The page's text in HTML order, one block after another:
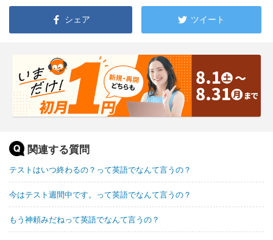
シェア ツイート
関連する質問
テストはいつ終わるの？って英語でなんて言うの？
今はテスト週間中です。って英語でなんて言うの？
もう神頼みだねって英語でなんて言うの？